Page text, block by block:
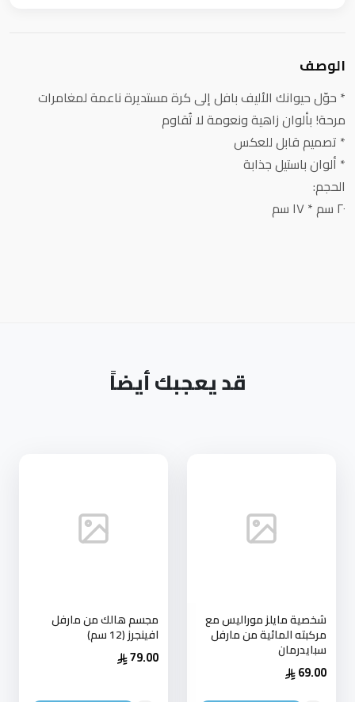
الوصف
* حوّل حيوانك الأليف بافل إلى كرة مستديرة ناعمة لمغامرات
مرحة! بألوان زاهية ونعومة لا تُقاوم
* تصميم قابل للعكس
* ألوان باستيل جذابة
الحجم:
٢٠ سم * ١٧ سم
قد يعجبك أيضاً
شخصية مايلز موراليس مع
مركبته المائية من مارفل
سبايدرمان
69.00
مجسم هالك من مارفل
افينجرز (12 سم)
79.00